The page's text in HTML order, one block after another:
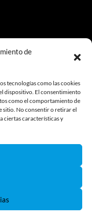
de
tecnologías como las cookies
dispositivo. El consentimiento
como el comportamiento de
sitio. No consentir o retirar el
ciertas características y